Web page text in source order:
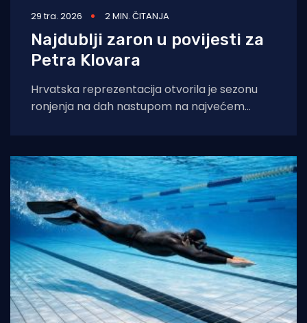
29 tra. 2026 2 MIN. ČITANJA
Najdublji zaron u povijesti za
Petra Klovara
Hrvatska reprezentacija otvorila je sezonu
ronjenja na dah nastupom na najvećem